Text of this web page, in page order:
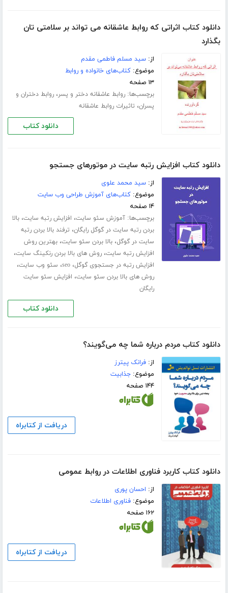
دانلود کتاب اثراتی که روابط عاشقانه می تواند بر سلامتی تان
بگذارد
از:سید مسلم فاطمی مقدم
موضوع:کتاب‌های خانواده و روابط
۱۳ صفحه
برچسب‌ها:روابط عاشقانه دختر و پسر،روابط دختران و
پسران، تاثیرات روابط عاشقانه
دانلود کتاب
دانلود کتاب افزایش رتبه سایت در موتورهای جستجو
از:سید محمد علوی
موضوع:کتاب‌های آموزش طراحی وب سایت
۱۴ صفحه
برچسب‌ها:آموزش سئو سایت، افزایش رتبه سایت،بالا
بردن رتبه سایت در گوگل رایگان، ترفند بالا بردن رتبه
سایت در گوگل،بالا بردن سئو سایت،بهترین روش
افزایش رتبه سایت،روش های بالا بردن رنکینگ سایت،
افزایش رتبه در جستجوی گوگل،seo، سئو وب سایت،
روش های بالا بردن سئو سایت، افزایش سئو سایت
رایگان
دانلود کتاب
دانلود کتاب مردم درباره شما چه می‌گویند؟
از:فرانک پیترز
موضوع:جذابیت
۱۴۴ صفحه
دریافت از کتابراه
دانلود کتاب کاربرد فناوری اطلاعات در روابط عمومی
از: احسان پوری
موضوع:فناوری اطلاعات
۱۶۲ صفحه
دریافت از کتابراه